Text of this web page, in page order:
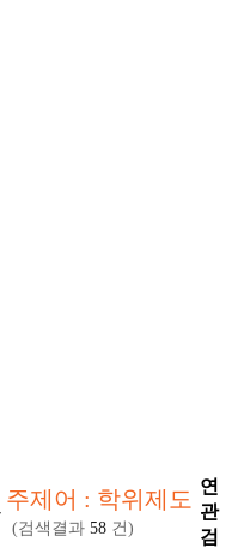
주제어 : 학위제도
(검색결과 58 건)
연
관
검